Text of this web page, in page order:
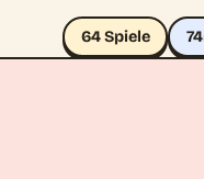
64 Spiele